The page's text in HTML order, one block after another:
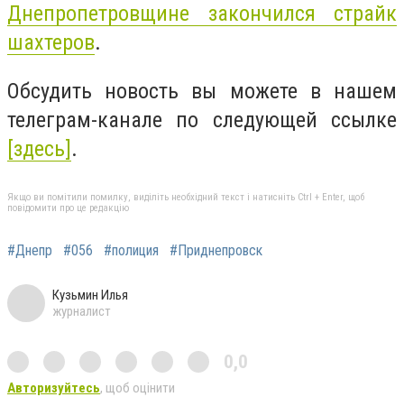
Днепропетровщине закончился страйк
шахтеров.
Обсудить новость вы можете в нашем
телеграм-канале по следующей ссылке
[здесь] .
Якщо ви помітили помилку, виділіть необхідний текст і натисніть Ctrl + Enter, щоб
повідомити про це редакцію
#Днепр #056 #полиция #Приднепровск
Кузьмин Илья
журналист
0,0
Авторизуйтесь, щоб оцінити